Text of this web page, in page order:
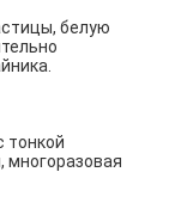
белую
тонкой
многоразовая